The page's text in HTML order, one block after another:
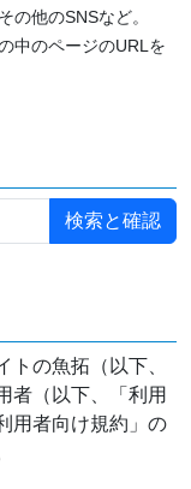
の他のSNSなど。
中のページのURLを
トの魚拓（以下、
者（以下、「利用
用者向け規約」の